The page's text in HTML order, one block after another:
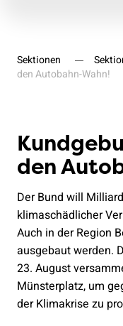
Sektionen
den Autobahn-Wahn!
den
Der Bund will
klimaschädlicher
Auch in der Region
ausgebaut werden.
23. August
Münsterplatz, um
der Klimakrise zu